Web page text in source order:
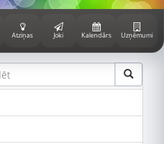
Atziņas Joki Kalendārs Uzņēmumi